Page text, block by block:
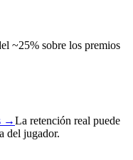
~25% sobre los premios
→La retención real puede
del jugador.